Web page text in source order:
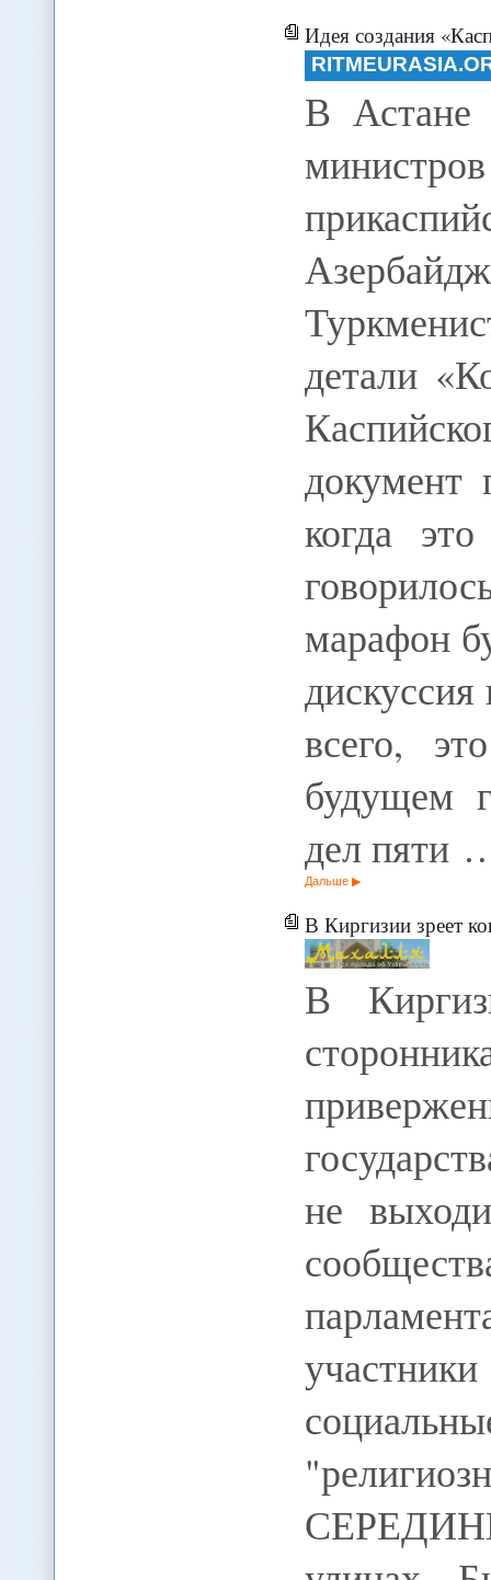
Идея создания
В Астане
детали
документ
когда
марафон
дискуссия
всего,
будущем
дел пяти
Дальше
В Киргизии зреет
В
не